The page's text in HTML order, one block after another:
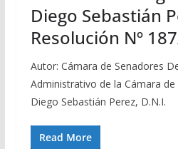
Diego Sebastián
Resolución Nº
Autor: Cámara de Senadores
Administrativo de la Cámara
Diego Sebastián Perez, D.N.I.
Read More